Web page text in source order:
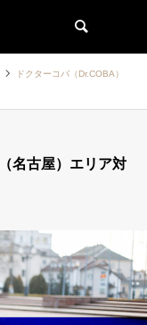
ドクターコバ（Dr.COBA）
名古屋）エリア対